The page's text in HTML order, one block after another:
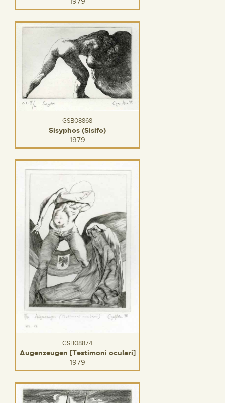
GSB08868
Sisyphos (Sisifo)
1979
GSB08874
Augenzeugen [Testimoni oculari]
1979